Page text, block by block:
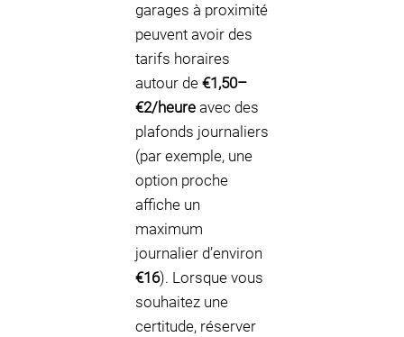
garages à proximité
peuvent avoir des
tarifs horaires
autour de €1,50–
€2/heure avec des
plafonds journaliers
(par exemple, une
option proche
affiche un
maximum
journalier d’environ
€16). Lorsque vous
souhaitez une
certitude, réserver